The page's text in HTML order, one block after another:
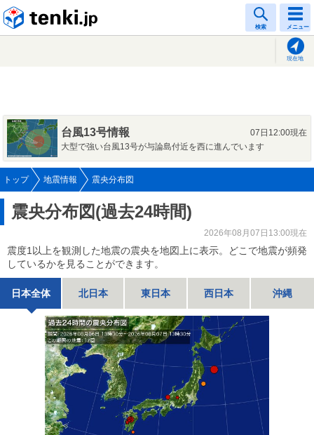
検索 メニュー
現在地
台風13号情報
07日12:00現在
大型で強い台風13号が与論島付近を西に進んでいます
トップ 地震情報 震央分布図
震央分布図(過去24時間)
2026年08月07日13:00現在
震度1以上を観測した地震の震央を地図上に表示。どこで地震が頻発
しているかを見ることができます。
日本全体 北日本 東日本 西日本 沖縄